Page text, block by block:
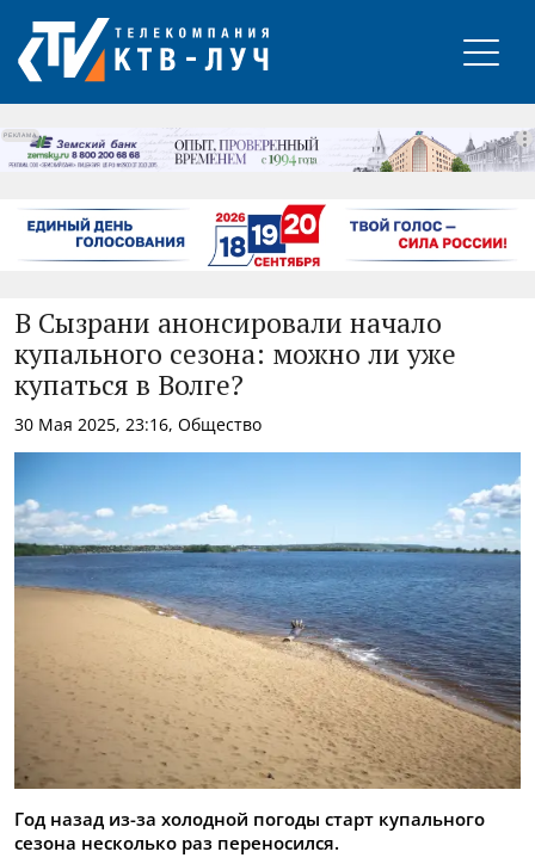
РЕКЛАМА
В Сызрани анонсировали начало
купального сезона: можно ли уже
купаться в Волге?
30 Мая 2025, 23:16, Общество
Год назад из-за холодной погоды старт купального
сезона несколько раз переносился.